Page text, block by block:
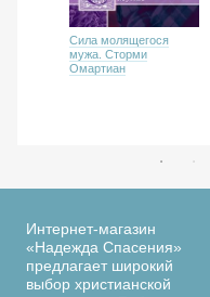
Сила молящегося
мужа. Сторми
Омартиан
Интернет-магазин
«Надежда Спасения»
предлагает широкий
выбор христианской